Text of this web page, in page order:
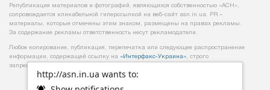
http://asn.in.ua wants to:
Републикация материалов и фотографий, являющихся собственностью «АСН»,
сопровождается кликабельной гиперссылкой на веб-сайт asn.іn.ua. PR –
материалы, которые отмечены этим знаком, размещены на правах рекламы.
За содержание рекламы ответственность несут рекламодатели.
Любое копирование, публикация, перепечатка или следующее распространение
информации, содержащей ссылку на «Интерфакс-Украина», строго
запрещается.